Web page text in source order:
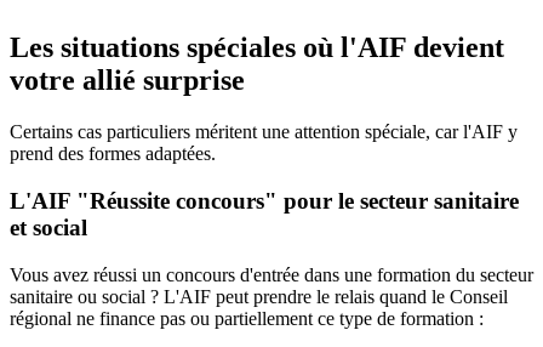
Les situations spéciales où l'AIF devient
votre allié surprise
Certains cas particuliers méritent une attention spéciale, car l'AIF y
prend des formes adaptées.
L'AIF "Réussite concours" pour le secteur sanitaire
et social
Vous avez réussi un concours d'entrée dans une formation du secteur
sanitaire ou social ? L'AIF peut prendre le relais quand le Conseil
régional ne finance pas ou partiellement ce type de formation :